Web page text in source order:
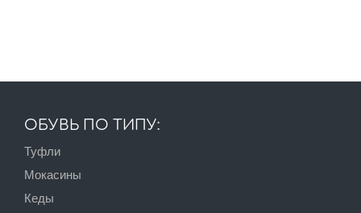
ОБУВЬ ПО ТИПУ:
Туфли
Мокасины
Кеды